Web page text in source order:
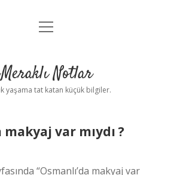
Anasayfa
Yasal Uyarı
menüyü
Meraklı Notlar
yaşama tat katan küçük bilgiler.
makyaj var mıydı ?
“Osmanlı’da makyaj var